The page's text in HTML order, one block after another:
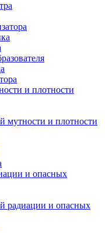
и плотности
мутности и плотности
и опасных
радиации и опасных